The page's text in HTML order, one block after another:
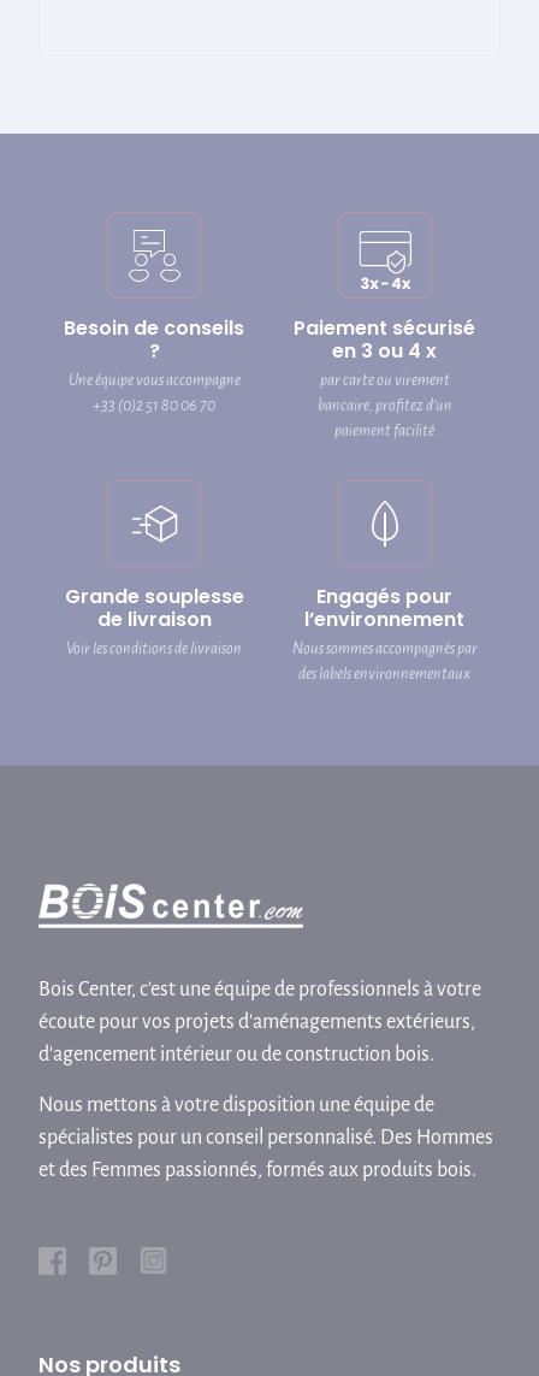
Besoin de conseils
?
Une équipe vous accompagne
+33 (0)2 51 80 06 70
Paiement sécurisé
en 3 ou 4 x
par carte ou virement
bancaire, profitez d’un
paiement facilité
Grande souplesse
de livraison
Voir les conditions de livraison
Engagés pour
l’environnement
Nous sommes accompagnés par
des labels environnementaux
Bois Center, c'est une équipe de professionnels à votre
écoute pour vos projets d'aménagements extérieurs,
d'agencement intérieur ou de construction bois.
Nous mettons à votre disposition une équipe de
spécialistes pour un conseil personnalisé. Des Hommes
et des Femmes passionnés, formés aux produits bois.
Nos produits